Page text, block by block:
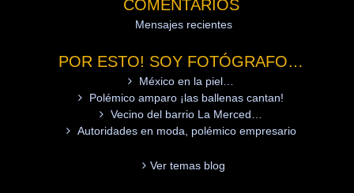
COMENTARIOS
Mensajes recientes
POR ESTO! SOY FOTÓGRAFO…
México en la piel…
Polémico amparo ¡las ballenas cantan!
Vecino del barrio La Merced…
Autoridades en moda, polémico empresario
Ver temas blog